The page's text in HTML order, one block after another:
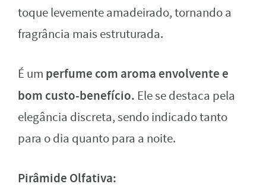
toque levemente amadeirado, tornando a
fragrância mais estruturada.
É um perfume com aroma envolvente e
bom custo-benefício. Ele se destaca pela
elegância discreta, sendo indicado tanto
para o dia quanto para a noite.
Pirâmide Olfativa: